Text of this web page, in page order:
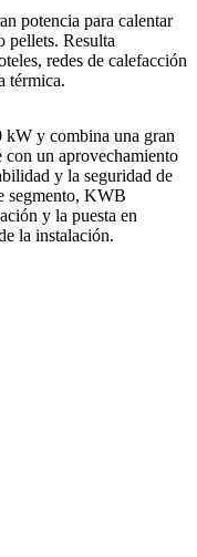
potencia para calentar
pellets. Resulta
redes de calefacción
térmica.
kW y combina una gran
un aprovechamiento
y la seguridad de
segmento, KWB
y la puesta en
la instalación.